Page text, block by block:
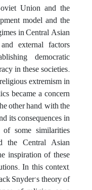
Union and the
model and the
in Central Asian
external factors
democratic
in these societies.
extremism in
became a concern
other hand, with the
its consequences in
some similarities
the Central Asian
inspiration of these
In this context,
Snyder's theory of